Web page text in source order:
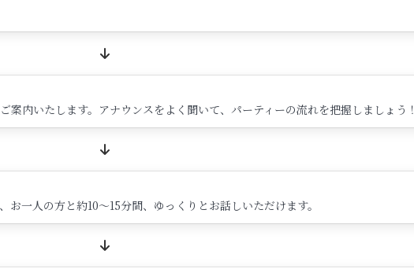
内いたします。アナウンスをよく聞いて、パーティーの流れを把握しましょう！
一人の方と約10～15分間、ゆっくりとお話しいただけます。